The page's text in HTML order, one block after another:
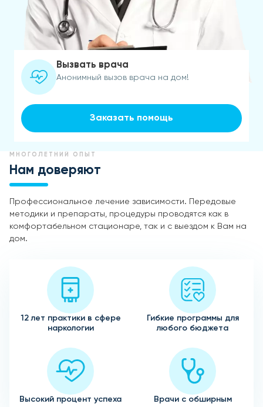
Вызвать врача
Анонимный вызов врача на дом!
Заказать помощь
МНОГОЛЕТНИЙ ОПЫТ
Нам доверяют
Профессиональное лечение зависимости. Передовые
методики и препараты, процедуры проводятся как в
комфортабельном стационаре, так и с выездом к Вам на
дом.
12 лет практики в сфере
наркологии
Гибкие программы для
любого бюджета
Высокий процент успеха
Врачи с обширным